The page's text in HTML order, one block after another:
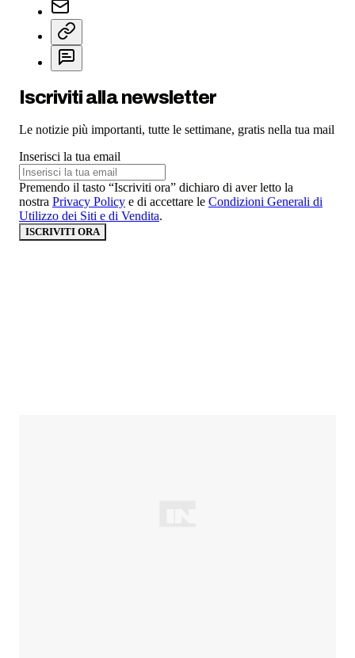
Iscriviti alla newsletter
Le notizie più importanti, tutte le settimane, gratis nella tua mail
Inserisci la tua email
Premendo il tasto “Iscriviti ora” dichiaro di aver letto la
nostra Privacy Policy e di accettare le Condizioni Generali di
Utilizzo dei Siti e di Vendita.
ISCRIVITI ORA